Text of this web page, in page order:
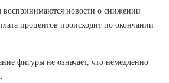
новости о снижении
процентов происходит по окончании
фигуры не означает, что немедленно